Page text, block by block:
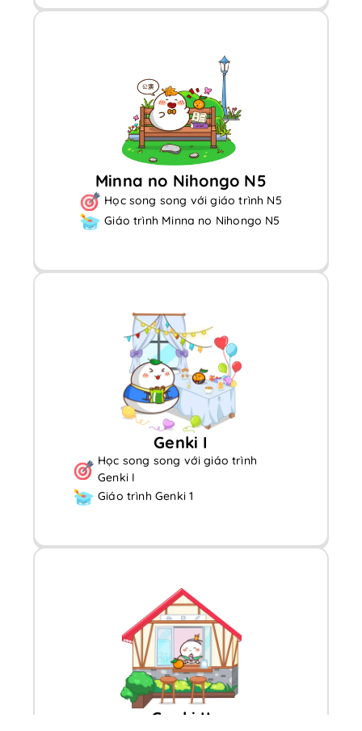
Minna no Nihongo N5
Học song song với giáo trình N5
Giáo trình Minna no Nihongo N5
Genki I
Học song song với giáo trình
Genki I
Giáo trình Genki 1
Genki II